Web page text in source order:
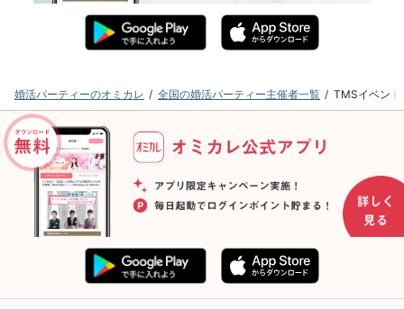
婚活パーティーのオミカレ 全国の婚活パーティー主催者一覧 TMSイベント